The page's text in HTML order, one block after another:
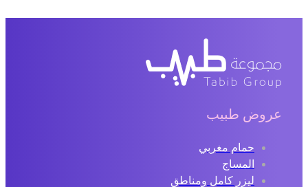
عروض طبيب
حمام مغربي
المساج
ليزر كامل ومناطق